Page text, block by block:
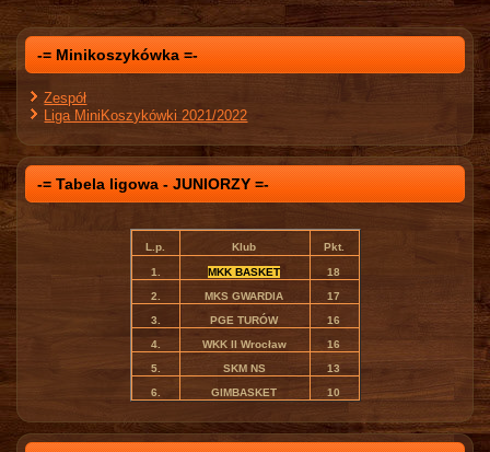
-= Minikoszykówka =-
Zespół
Liga MiniKoszykówki 2021/2022
-= Tabela ligowa - JUNIORZY =-
L.p. Klub Pkt.
1. MKK BASKET
18
2.
MKS GWARDIA
17
3.
PGE TURÓW
16
4.
WKK II Wrocław
16
5.
SKM NS
13
6.
GIMBASKET 10